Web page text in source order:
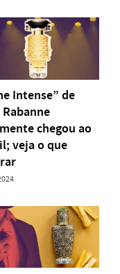
Intense” de
Rabanne
chegou ao
veja o que